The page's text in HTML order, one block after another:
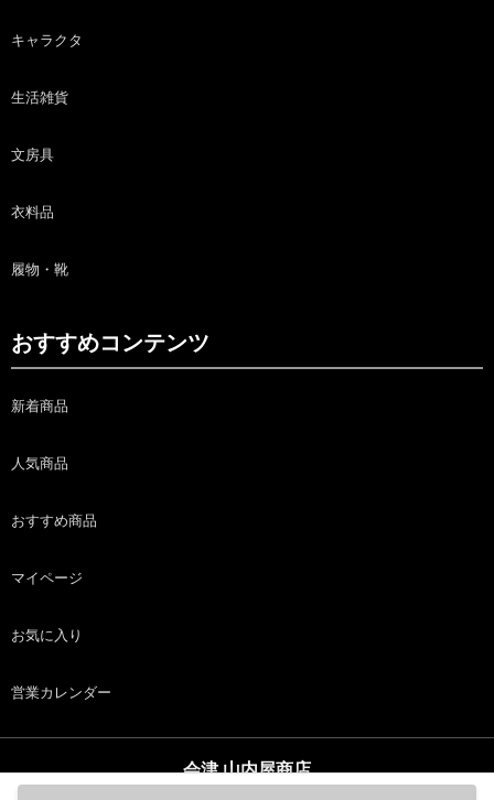
キャラクタ
生活雑貨
文房具
衣料品
履物・靴
おすすめコンテンツ
新着商品
人気商品
おすすめ商品
マイページ
お気に入り
営業カレンダー
会津 山内屋商店